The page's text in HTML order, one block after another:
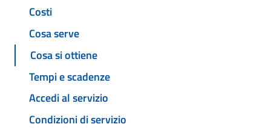
Costi
Cosa serve
Cosa si ottiene
Tempi e scadenze
Accedi al servizio
Condizioni di servizio